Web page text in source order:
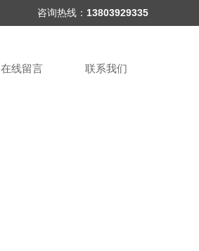
咨询热线： 13803929335
在线留言 联系我们